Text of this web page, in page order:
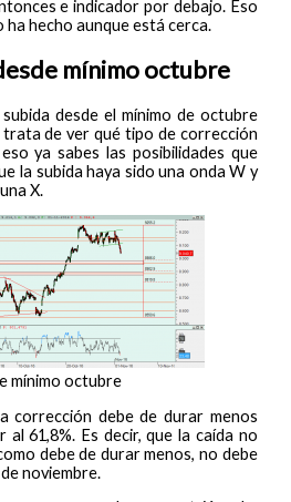
e indicador por debajo. Eso
ha hecho aunque está cerca.
mínimo octubre
desde el mínimo de octubre
trata de ver qué tipo de corrección
ya sabes las posibilidades que
la subida haya sido una onda W y
X.
mínimo octubre
corrección debe de durar menos
al 61,8%. Es decir, que la caída no
debe de durar menos, no debe
noviembre.